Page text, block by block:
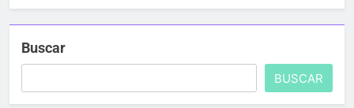
Buscar
BUSCAR